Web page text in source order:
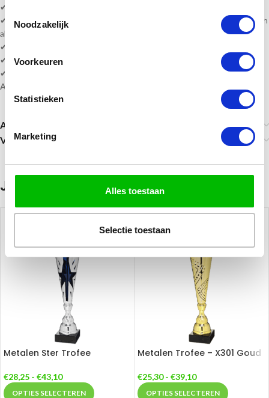
Noodzakelijk
Voorkeuren
Statistieken
Marketing
Alles toestaan
Selectie toestaan
✔ Kleur goud
✔ Heeft u veel wisselende teksten, kunt u een word bestand bijvoegen
als bijlage.
✔ Levertijd? 1-5 werkdagen of in overleg!
✔ Levering volledig gemonteerd!
✔
Alle prijzen zijn inclusief BTW, graveren en monteren!
Aanvullende informatie
Verzending
Je zou ook kunnen houden van …
Metalen Ster Trofee
€28,25 - €43,10
OPTIES SELECTEREN
Metalen Trofee – X301 Goud
€25,30 - €39,10
OPTIES SELECTEREN